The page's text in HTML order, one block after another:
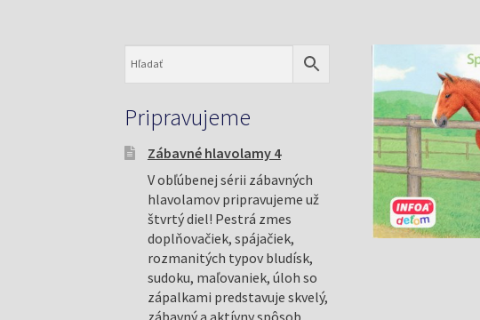
Pripravujeme
Zábavné hlavolamy 4
V obľúbenej sérii zábavných
hlavolamov pripravujeme už
štvrtý diel! Pestrá zmes
doplňovačiek, spájačiek,
rozmanitých typov bludísk,
sudoku, maľovaniek, úloh so
zápalkami predstavuje skvelý,